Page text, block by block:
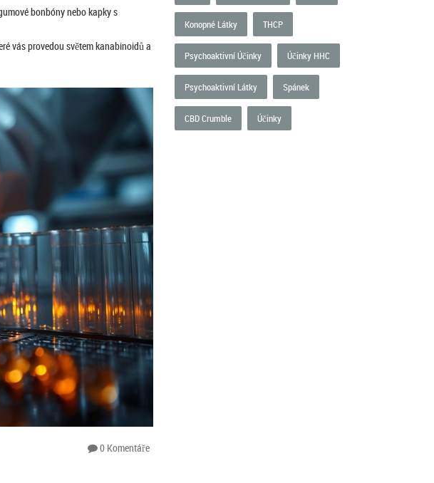
bonbóny nebo kapky s
vás provedou světem kanabinoidů a
0 Komentáře
Konopné Látky THCP
Psychoaktivní Účinky Účinky HHC
Psychoaktivní Látky Spánek
CBD Crumble Účinky